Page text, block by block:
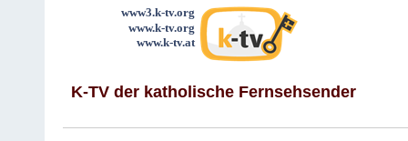
www3.k-tv.org
www.k-tv.org
www.k-tv.at
K-TV der katholische Fernsehsender